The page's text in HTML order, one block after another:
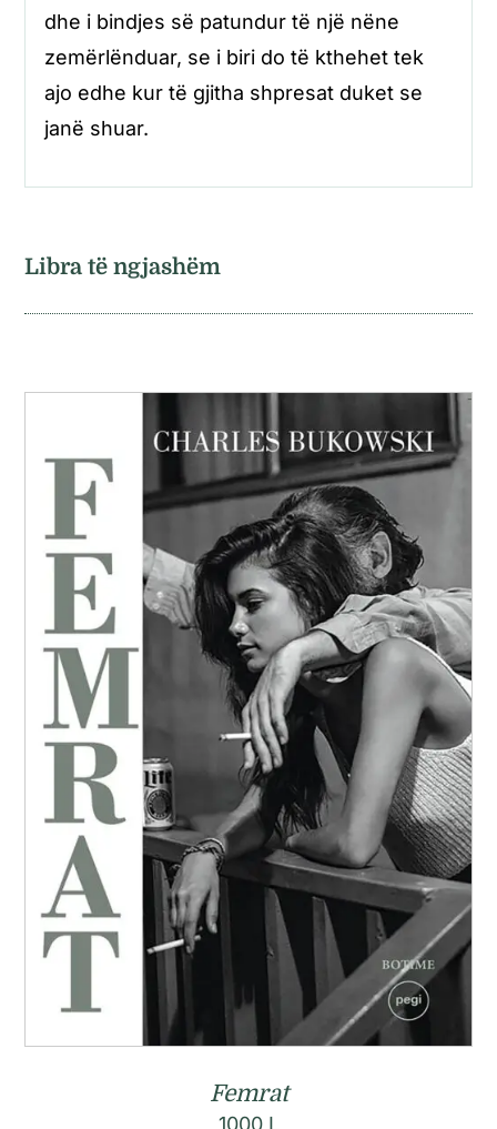
dhe i bindjes së patundur të një nëne
zemërlënduar, se i biri do të kthehet tek
ajo edhe kur të gjitha shpresat duket se
janë shuar.
Libra të ngjashëm
Femrat